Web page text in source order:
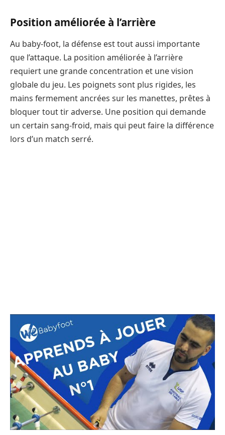
Position améliorée à l’arrière
Au baby-foot, la défense est tout aussi importante
que l’attaque. La position améliorée à l’arrière
requiert une grande concentration et une vision
globale du jeu. Les poignets sont plus rigides, les
mains fermement ancrées sur les manettes, prêtes à
bloquer tout tir adverse. Une position qui demande
un certain sang-froid, mais qui peut faire la différence
lors d’un match serré.